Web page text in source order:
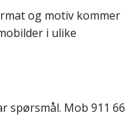
og motiv kommer
i ulike
spørsmål. Mob 911 66